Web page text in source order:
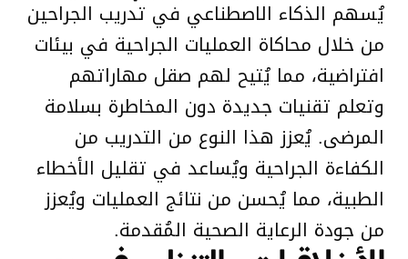
يُسهم الذكاء الاصطناعي في تدريب الجراحين
من خلال محاكاة العمليات الجراحية في بيئات
افتراضية، مما يُتيح لهم صقل مهاراتهم
وتعلم تقنيات جديدة دون المخاطرة بسلامة
المرضى. يُعزز هذا النوع من التدريب من
الكفاءة الجراحية ويُساعد في تقليل الأخطاء
الطبية، مما يُحسن من نتائج العمليات ويُعزز
من جودة الرعاية الصحية المُقدمة.